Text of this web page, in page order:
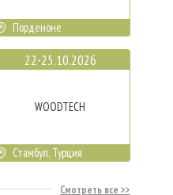
Порденоне
22-25.10.2026
WOODTECH
Стамбул, Турция
Смотреть все